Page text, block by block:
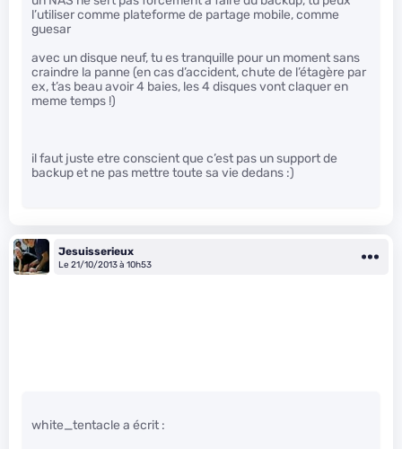
l’utiliser comme plateforme de partage mobile, comme
guesar
avec un disque neuf, tu es tranquille pour un moment sans
craindre la panne (en cas d’accident, chute de l’étagère par
ex, t’as beau avoir 4 baies, les 4 disques vont claquer en
meme temps !)
il faut juste etre conscient que c’est pas un support de
backup et ne pas mettre toute sa vie dedans :)
Jesuisserieux
Le 21/10/2013 à 10h53
white_tentacle a écrit :